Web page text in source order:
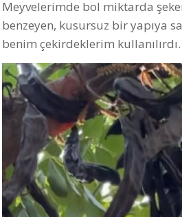
Meyvelerimde bol miktarda
benzeyen, kusursuz bir yapıya
benim çekirdeklerim